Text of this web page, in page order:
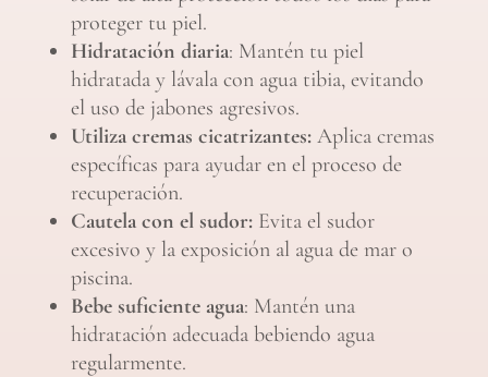
proteger tu piel.
Hidratación diaria: Mantén tu piel
hidratada y lávala con agua tibia, evitando
el uso de jabones agresivos.
Utiliza cremas cicatrizantes:Aplica cremas
específicas para ayudar en el proceso de
recuperación.
Cautela con el sudor:Evita el sudor
excesivo y la exposición al agua de mar o
piscina.
Bebe suficiente agua: Mantén una
hidratación adecuada bebiendo agua
regularmente.